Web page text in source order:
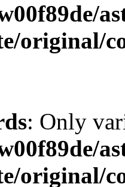
original/
: Only
original/